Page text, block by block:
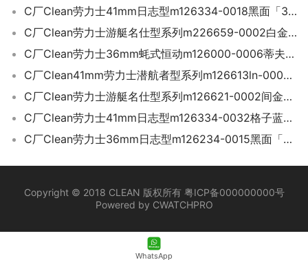
C厂Clean劳力士41mm日志型m126334-0018黑面「3235机芯」
C厂Clean劳力士游艇名仕型系列m226659-0002白金游艇42mm
C厂Clean劳力士36mm蚝式恒动m126000-0006蒂夫尼蓝面「3230机芯」
C厂Clean41mm劳力士潜航者型系列m126613ln-0002新款间金黑水鬼「3235机芯」
C厂Clean劳力士游艇名仕型系列m126621-0002间金黑面游艇40mm
C厂Clean劳力士41mm日志型m126334-0032格子蓝面「3235机芯」
C厂Clean劳力士36mm日志型m126234-0015黑面「3235机芯」
Copyright © 2018 CLEAN 版权所有 粤ICP备000000000号
Powered by CWATCHPRO
WhatsApp